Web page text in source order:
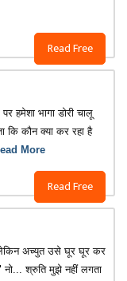
Read Free
Read Free
हमेशा भागा डोरी चालू
कि कौन क्या कर रहा है
More
अच्युत उसे घूर घूर कर
श्रुति मुझे नहीं लगता